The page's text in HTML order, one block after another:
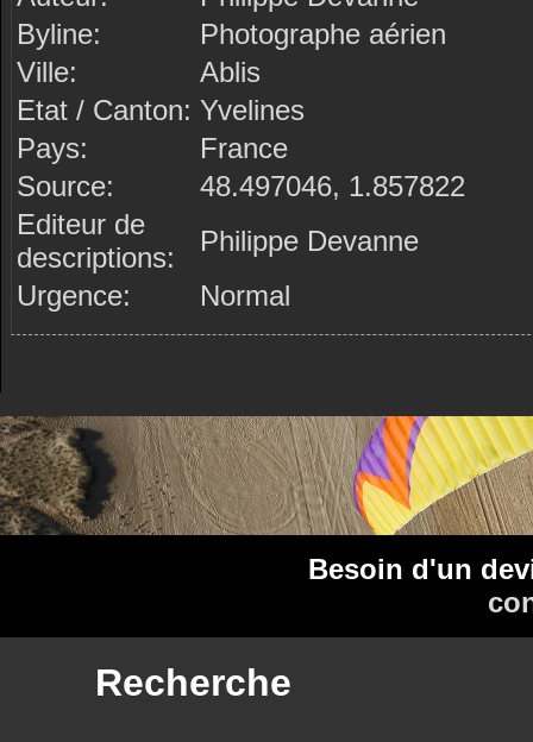
Byline:
Photographe aérien
Ville:
Ablis
Etat / Canton: Yvelines
Pays:
France
Source:
48.497046, 1.857822
Editeur de
descriptions:
Philippe Devanne
Urgence:
Normal
Besoin d'un
Recherche